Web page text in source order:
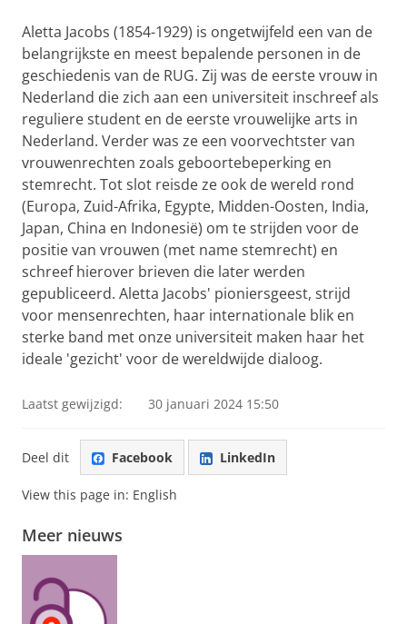
Aletta Jacobs (1854-1929) is ongetwijfeld een van de
belangrijkste en meest bepalende personen in de
geschiedenis van de RUG. Zij was de eerste vrouw in
Nederland die zich aan een universiteit inschreef als
reguliere student en de eerste vrouwelijke arts in
Nederland. Verder was ze een voorvechtster van
vrouwenrechten zoals geboortebeperking en
stemrecht. Tot slot reisde ze ook de wereld rond
(Europa, Zuid-Afrika, Egypte, Midden-Oosten, India,
Japan, China en Indonesië) om te strijden voor de
positie van vrouwen (met name stemrecht) en
schreef hierover brieven die later werden
gepubliceerd. Aletta Jacobs' pioniersgeest, strijd
voor mensenrechten, haar internationale blik en
sterke band met onze universiteit maken haar het
ideale 'gezicht' voor de wereldwijde dialoog.
Laatst gewijzigd: 30 januari 2024 15:50
Deel dit Facebook LinkedIn
View this page in: English
Meer nieuws